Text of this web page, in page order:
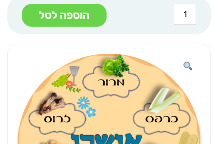
כמות
של
מעמד
20
סמ
במדבר
הוספה לסל